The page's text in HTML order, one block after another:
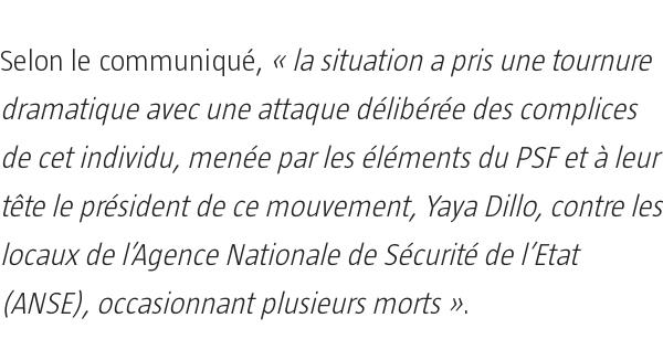
Selon le communiqué, « la situation a pris une tournure
dramatique avec une attaque délibérée des complices
de cet individu, menée par les éléments du PSF et à leur
tête le président de ce mouvement, Yaya Dillo, contre les
locaux de l’Agence Nationale de Sécurité de l’Etat
(ANSE), occasionnant plusieurs morts ».